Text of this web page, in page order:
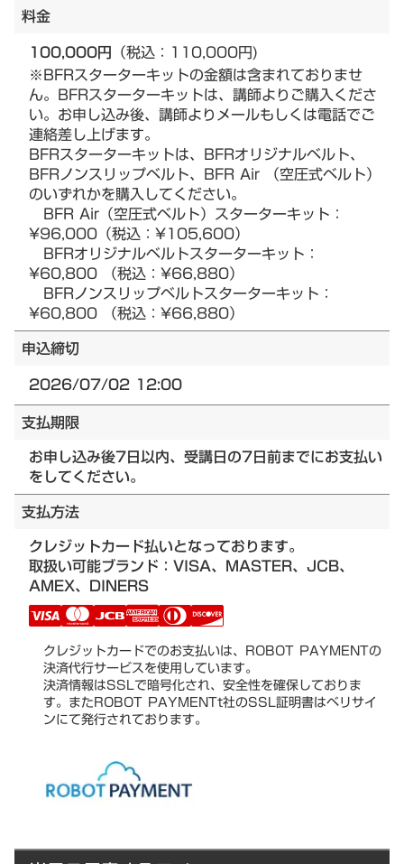
料金
100,000円 （税込：110,000円)
※BFRスターターキットの金額は含まれておりませ
ん。BFRスターターキットは、講師よりご購入くださ
い。お申し込み後、講師よりメールもしくは電話でご
連絡差し上げます。
BFRスターターキットは、BFRオリジナルベルト、
BFRノンスリップベルト、BFR Air （空圧式ベルト）
のいずれかを購入してください。
BFR Air（空圧式ベルト）スターターキット：
¥96,000（税込：¥105,600）
BFRオリジナルベルトスターターキット：
¥60,800 （税込：¥66,880）
BFRノンスリップベルトスターターキット：
¥60,800 （税込：¥66,880）
申込締切
2026/07/02 12:00
支払期限
お申し込み後7日以内、受講日の7日前までにお支払い
をしてください。
支払方法
クレジットカード払いとなっております。
取扱い可能ブランド：VISA、MASTER、JCB、
AMEX、DINERS
クレジットカードでのお支払いは、ROBOT PAYMENTの
決済代行サービスを使用しています。
決済情報はSSLで暗号化され、安全性を確保しておりま
す。またROBOT PAYMENTt社のSSL証明書はベリサイ
ンにて発行されております。